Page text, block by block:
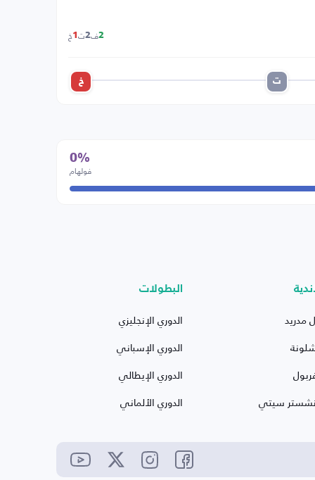
2ف2ت 1خ
ت خ
0%
فولهام
مدريد
سيتي
البطولات
الدوري الإنجليزي
الدوري الإسباني
الدوري الإيطالي
الدوري الألماني